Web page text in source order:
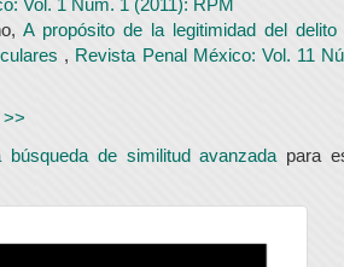
Vol. 1 Núm. 1 (2011): RPM
A propósito de la legitimidad del delito
, Revista Penal México: Vol. 11
>>
búsqueda de similitud avanzada para